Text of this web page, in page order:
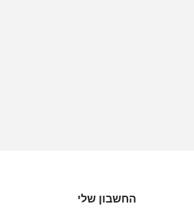
החשבון שלי